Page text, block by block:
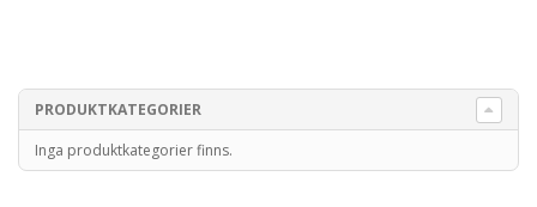
PRODUKTKATEGORIER
Inga produktkategorier finns.